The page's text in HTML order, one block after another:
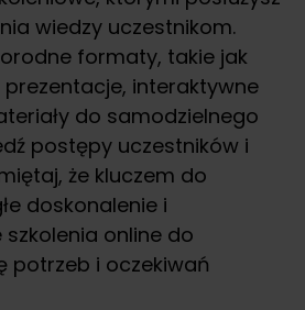
wiedzy uczestnikom.
formaty, takie jak
interaktywne
do samodzielnego
postępy uczestników i
że kluczem do
doskonalenie i
online do
potrzeb i oczekiwań